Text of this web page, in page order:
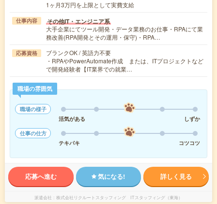
1ヶ月3万円を上限として実費支給
仕事内容 その他IT・エンジニア系
大手企業にてツール開発・データ業務のお仕事・RPAにて業
務改善(RPA開発とその運用・保守)・RPA…
応募資格
ブランクOK / 英語力不要
・RPAやPowerAutomate作成 または、ITプロジェクトなど
で開発経験者【IT業界での就業…
職場の雰囲気
職場の様子
活気がある
しずか
仕事の仕方
テキパキ
コツコツ
応募へ進む 気になる! 詳しく見る
派遣会社 株式会社リクルートスタッフィング ITスタッフィング（東海）